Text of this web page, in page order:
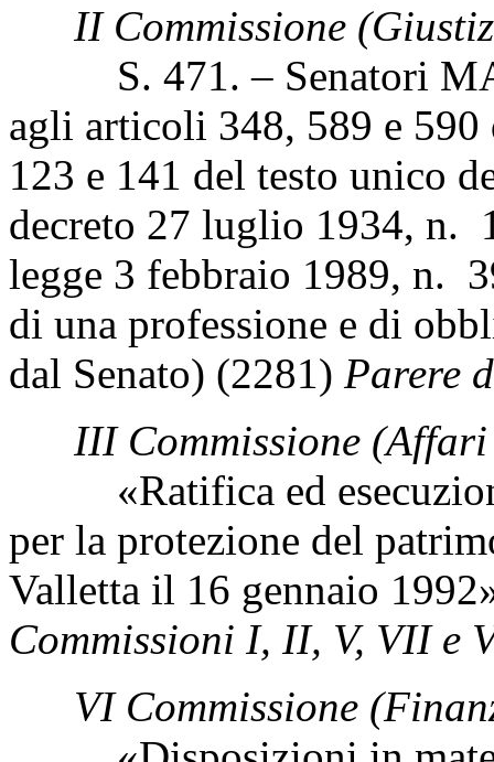
II Commissione
S. 471. – Senatori
agli articoli 348, 589 e
123 e 141 del testo unico
decreto 27 luglio 1934, n.
legge 3 febbraio 1989, n.
di una professione e di
dal Senato) (2281) Parere
III Commissione
«Ratifica ed
per la protezione del
Valletta il 16 gennaio
Commissioni I, II, V, VII e
VI Commissione